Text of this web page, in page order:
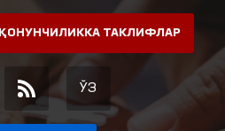
ҚОНУНЧИЛИККА ТАКЛИФЛАР
ЎЗ